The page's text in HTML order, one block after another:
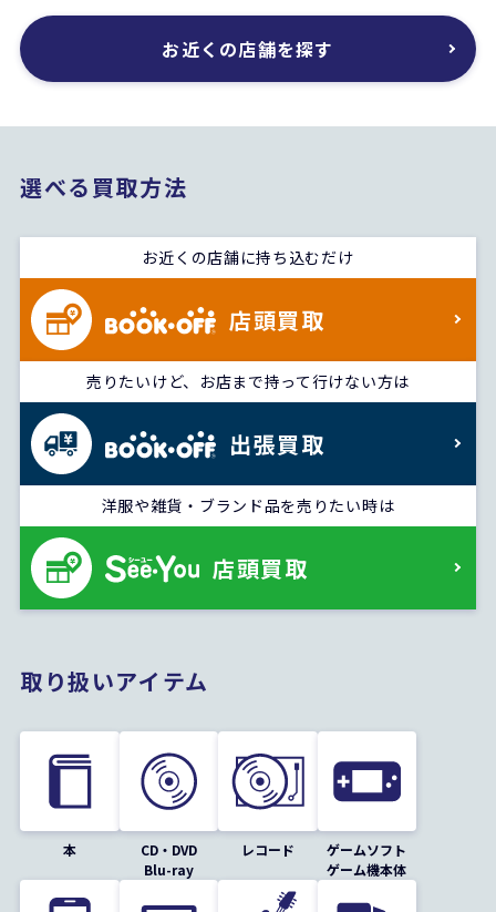
お近くの店舗を探す
選べる買取方法
お近くの店舗に持ち込むだけ
店頭買取
売りたいけど、お店まで持って行けない方は
出張買取
洋服や雑貨・ブランド品を売りたい時は
店頭買取
取り扱いアイテム
本
CD・DVD
Blu-ray
レコード
ゲームソフト
ゲーム機本体